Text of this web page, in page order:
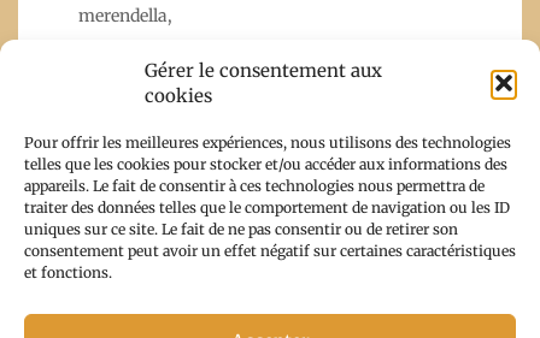
Gérer le consentement aux
cookies
Pour offrir les meilleures expériences, nous utilisons des technologies
telles que les cookies pour stocker et/ou accéder aux informations des
appareils. Le fait de consentir à ces technologies nous permettra de
traiter des données telles que le comportement de navigation ou les ID
uniques sur ce site. Le fait de ne pas consentir ou de retirer son
consentement peut avoir un effet négatif sur certaines caractéristiques
et fonctions.
merendella,
Read More